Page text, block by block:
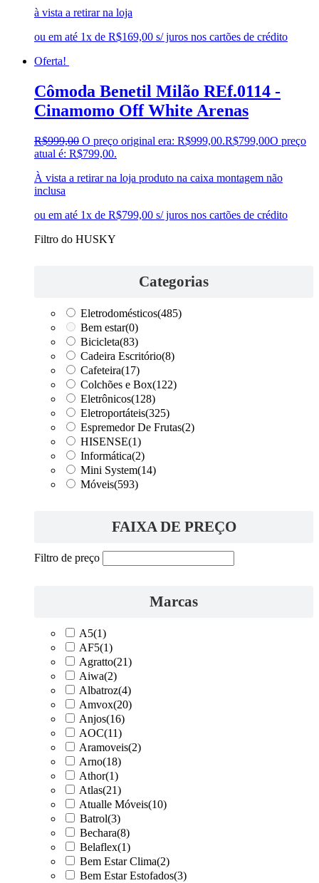
à vista a retirar na loja
ou em até 1x de R$169,00 s/ juros nos cartões de crédito
Oferta!
Cômoda Benetil Milão REf.0114 -
Cinamomo Off White Arenas
R$999,00 O preço original era: R$999,00.R$799,00O preço
atual é: R$799,00.
À vista a retirar na loja produto na caixa montagem não
inclusa
ou em até 1x de R$799,00 s/ juros nos cartões de crédito
Filtro do HUSKY
Categorias
Eletrodomésticos(485)
Bem estar(0)
Bicicleta(83)
Cadeira Escritório(8)
Cafeteira(17)
Colchões e Box(122)
Eletrônicos(128)
Eletroportáteis(325)
Espremedor De Frutas(2)
HISENSE(1)
Informática(2)
Mini System(14)
Móveis(593)
FAIXA DE PREÇO
Filtro de preço
Marcas
A5(1)
AF5(1)
Agratto(21)
Aiwa(2)
Albatroz(4)
Amvox(20)
Anjos(16)
AOC(11)
Aramoveis(2)
Arno(18)
Athor(1)
Atlas(21)
Atualle Móveis(10)
Batrol(3)
Bechara(8)
Belaflex(1)
Bem Estar Clima(2)
Bem Estar Estofados(3)